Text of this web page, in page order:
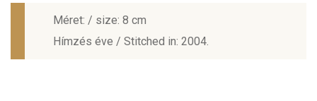
Méret: / size: 8 cm
Hímzés éve / Stitched in: 2004.